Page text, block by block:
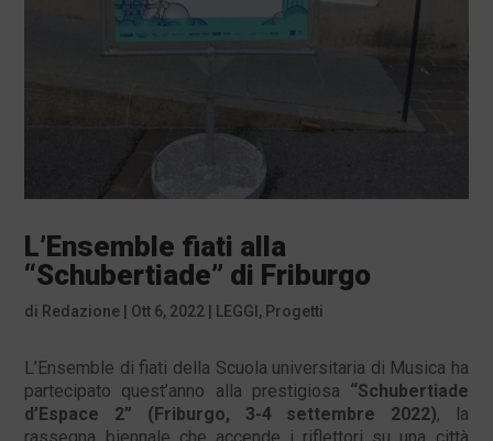
L’Ensemble fiati alla
“Schubertiade” di Friburgo
di Redazione | Ott 6, 2022 | LEGGI, Progetti
L’Ensemble di fiati della Scuola universitaria di Musica ha
partecipato quest’anno alla prestigiosa “Schubertiade
d’Espace 2” (Friburgo, 3-4 settembre 2022), la
rassegna biennale che accende i riflettori su una città